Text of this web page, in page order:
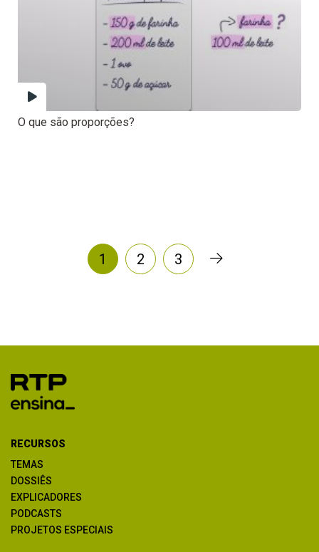
O que são proporções?
1 2 3
RECURSOS
TEMAS
DOSSIÊS
EXPLICADORES
PODCASTS
PROJETOS ESPECIAIS